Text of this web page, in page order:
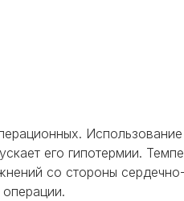
его гипотермии.
со стороны